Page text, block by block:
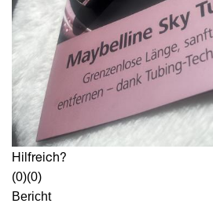
Hilfreich?
(0)(0)
Bericht